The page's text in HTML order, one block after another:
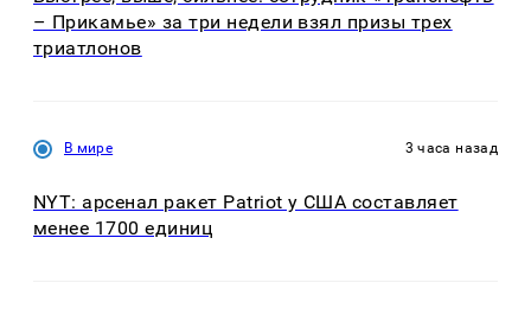
– Прикамье» за три недели взял призы трех
триатлонов
В мире 3 часа назад
NYT: арсенал ракет Patriot у США составляет
менее 1700 единиц